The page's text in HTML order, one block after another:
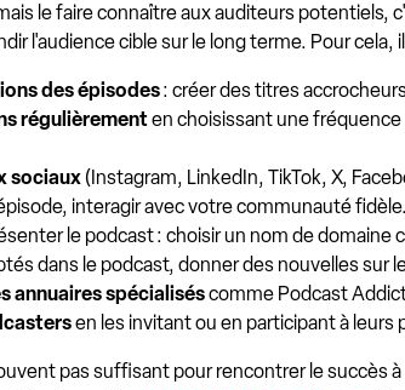
le faire connaître aux auditeurs
l'audience cible sur le long terme. Pour cela,
des épisodes: créer des titres
régulièrementen choisissant une
sociaux(Instagram, LinkedIn, TikTok, X,
interagir avec votre communauté fidèle.
le podcast : choisir un nom de
dans le podcast, donner des nouvelles sur
annuaires spécialiséscomme Podcast
en les invitant ou en participant à leurs
pas suffisant pour rencontrer le succès